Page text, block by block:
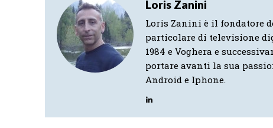
Loris Zanini
Loris Zanini è il fondatore
particolare di televisione
1984 e Voghera e
portare avanti la sua
Android e Iphone.